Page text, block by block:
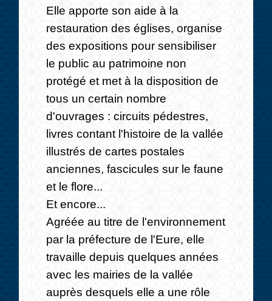
Elle apporte son aide à la
restauration des églises, organise
des expositions pour sensibiliser
le public au patrimoine non
protégé et met à la disposition de
tous un certain nombre
d'ouvrages : circuits pédestres,
livres contant l'histoire de la vallée
illustrés de cartes postales
anciennes, fascicules sur le faune
et le flore...
Et encore...
Agréée au titre de l'environnement
par la préfecture de l'Eure, elle
travaille depuis quelques années
avec les mairies de la vallée
auprès desquels elle a une rôle